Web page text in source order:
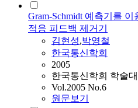
Gram-Schmidt 예측기를
적응 피드백 제거기
김현성,박영철
한국통신학회
2005
한국통신학회 학술
Vol.2005 No.6
원문보기